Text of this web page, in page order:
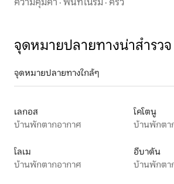
จุดหมายปลายทางน่าสำรวจ
จุดหมายปลายทางใกล้ๆ
เลกอส
บ้านพักตากอากาศ
โคโตนู
บ้านพักตา
โลเม
บ้านพักตากอากาศ
อีบาดัน
บ้านพักตา